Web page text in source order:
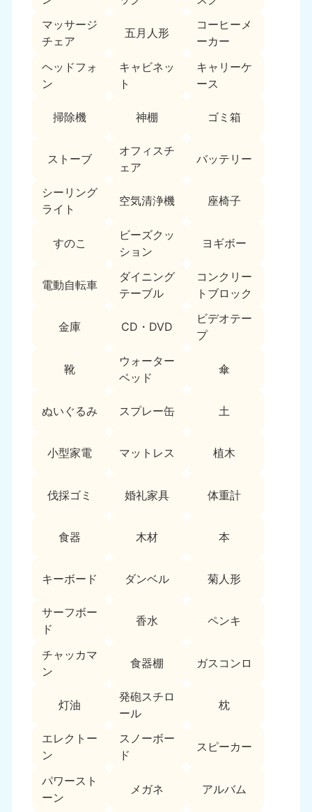
マッサージ
チェア
五月人形
コーヒーメ
ーカー
ヘッドフォ
ン
キャビネッ
ト
キャリーケ
ース
掃除機 神棚 ゴミ箱
ストーブ
オフィスチ
ェア
バッテリー
シーリング
ライト
空気清浄機 座椅子
すのこ
ビーズクッ
ション
ヨギボー
電動自転車
ダイニング
テーブル
コンクリー
トブロック
金庫 CD・DVD
ビデオテー
プ
靴
ウォーター
ベッド
傘
ぬいぐるみ スプレー缶 土
小型家電 マットレス 植木
伐採ゴミ 婚礼家具 体重計
食器 木材 本
キーボード ダンベル 菊人形
サーフボー
ド
香水 ペンキ
チャッカマ
ン
食器棚 ガスコンロ
灯油
発砲スチロ
ール
枕
エレクトー
ン
スノーボー
ド
スピーカー
パワースト
ーン
メガネ アルバム
福島県
050-1881-5271
関東
050-1881-5265 050-1881-5264
050-1881-5268
9:00〜19:00 年中無休 9:00〜19:00 年中無休
050-1881-5270
9:00〜19:00 年中無休
050-1881-5269
群馬県
9:00〜19:00 年中無休
愛知県
9:00〜19:00 年中無休
岐阜県
9:00〜19:00 年中無休
050-1881-5256 050-1881-5260
福井県
9:00〜19:00 年中無休
石川県
9:00〜19:00 年中無休
050-1881-5262 050-1881-5257
9:00〜19:00 年中無休
大阪府
9:00〜19:00 年中無休
兵庫県
9:00〜19:00 年中無休
奈良県
050-1881-5249
9:00〜19:00 年中無休
050-1881-5254